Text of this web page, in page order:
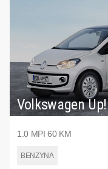
Volkswagen Up!
1.0 MPI 60 KM
BENZYNA